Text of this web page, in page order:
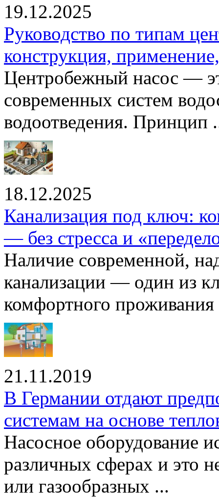
19.12.2025
Руководство по типам
конструкция,
Центробежный насос —
современных систем
водоотведения. Принцип
18.12.2025
Канализация под ключ:
— без стресса и
Наличие современной,
канализации — один из
комфортного проживания
21.11.2019
В Германии отдают
системам на основе
Насосное оборудование
различных сферах и это
или газообразных ...